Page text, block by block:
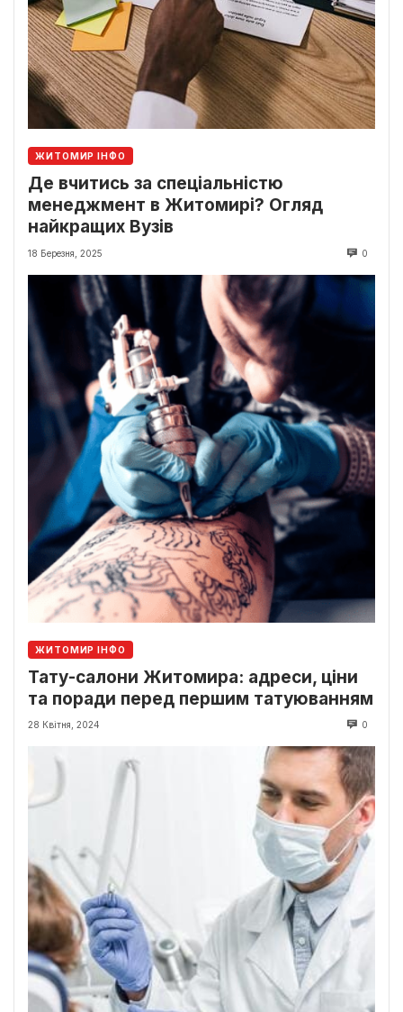
ЖИТОМИР ІНФО
Де вчитись за спеціальністю
менеджмент в Житомирі? Огляд
найкращих Вузів
18 Березня, 2025 0
ЖИТОМИР ІНФО
Тату-салони Житомира: адреси, ціни
та поради перед першим татуюванням
28 Квітня, 2024 0